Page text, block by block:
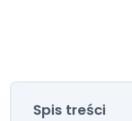
Spis treści